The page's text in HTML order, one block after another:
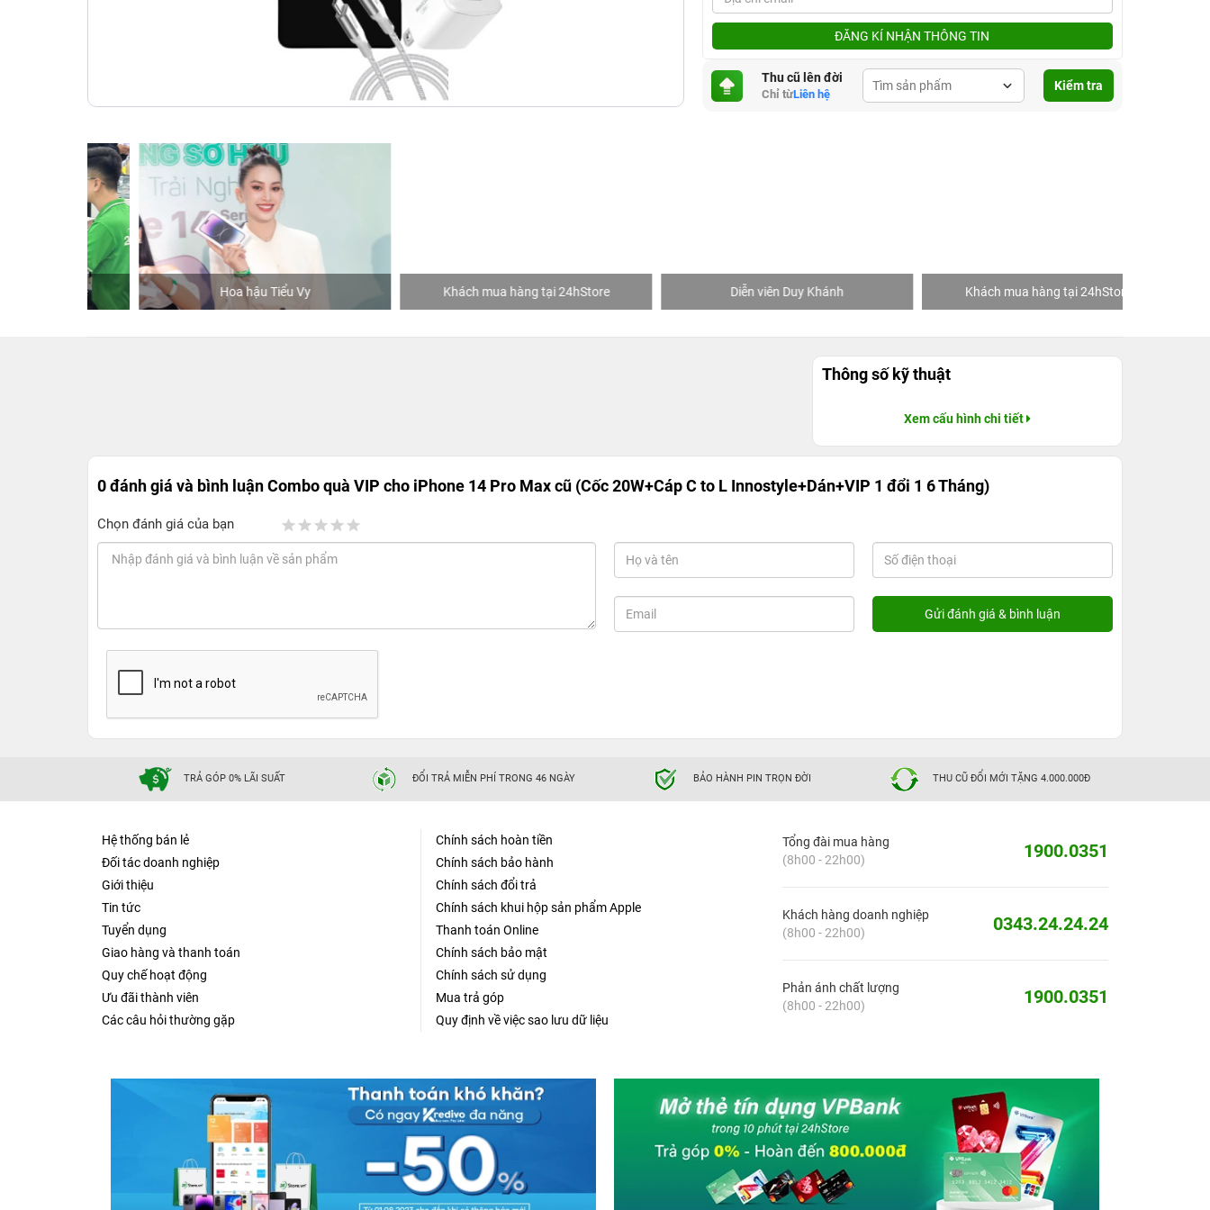
ĐĂNG KÍ NHẬN THÔNG TIN
Thu cũ lên đời
Chỉ từLiên hệ
Kiểm tra
Hoa hậu Tiểu Vy Khách mua hàng tại 24hStore Diễn viên Duy Khánh Khách mua hàng tại 24hStore
Thông số kỹ thuật
Xem cấu hình chi tiết
0 đánh giá và bình luậnCombo quà VIP cho iPhone 14 Pro Max cũ (Cốc 20W+Cáp C to L Innostyle+Dán+VIP 1 đổi 1 6 Tháng)
Chọn đánh giá của bạn
TRẢ GÓP 0% LÃI SUẤT ĐỔI TRẢ MIỄN PHÍ TRONG 46 NGÀY BẢO HÀNH PIN TRỌN ĐỜI THU CŨ ĐỔI MỚI TẶNG 4.000.000Đ
Hệ thống bán lẻ
Đối tác doanh nghiệp
Giới thiệu
Tin tức
Tuyển dụng
Giao hàng và thanh toán
Quy chế hoạt động
Ưu đãi thành viên
Các câu hỏi thường gặp
Chính sách hoàn tiền
Chính sách bảo hành
Chính sách đổi trả
Chính sách khui hộp sản phẩm Apple
Thanh toán Online
Chính sách bảo mật
Chính sách sử dụng
Mua trả góp
Quy định về việc sao lưu dữ liệu
Tổng đài mua hàng
(8h00 - 22h00)
1900.0351
Khách hàng doanh nghiệp
(8h00 - 22h00)
0343.24.24.24
Phản ánh chất lượng
(8h00 - 22h00)
1900.0351